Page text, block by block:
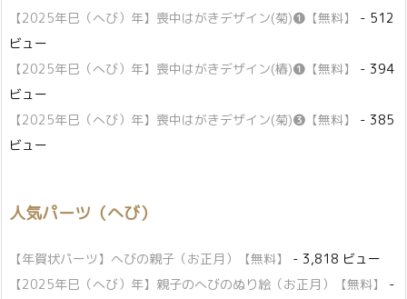
【2025年巳（へび）年】喪中はがきデザイン(菊)❶【無料】
- 512
ビュー
【2025年巳（へび）年】喪中はがきデザイン(椿)❶【無料】
- 394
ビュー
【2025年巳（へび）年】喪中はがきデザイン(菊)❸【無料】
- 385
ビュー
人気パーツ（へび）
【年賀状パーツ】へびの親子（お正月）【無料】
- 3,818 ビュー
【2025年巳（へび）年】親子のへびのぬり絵（お正月）【無料】
-